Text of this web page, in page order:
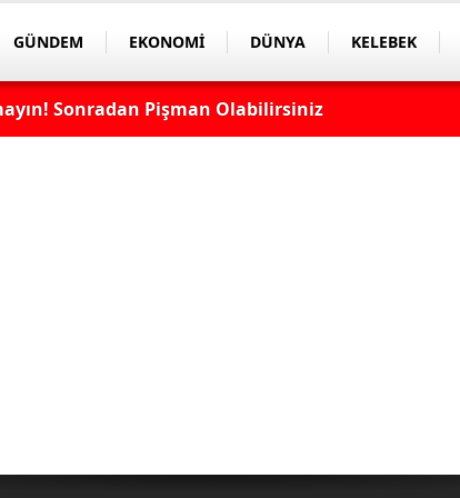
GÜNDEM EKONOMİ DÜNYA KELEBEK
Sonradan Pişman Olabilirsiniz